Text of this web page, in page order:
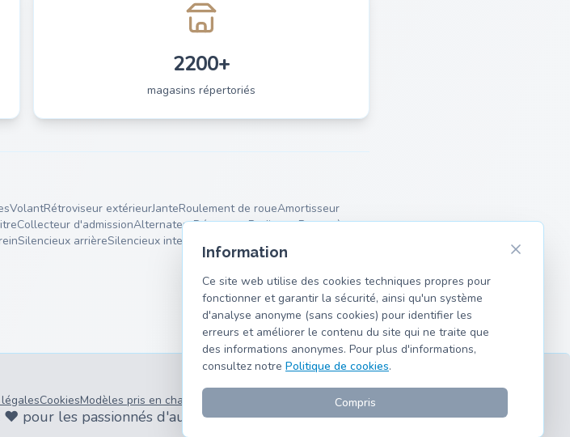
2200+
magasins répertoriés
VolantRétroviseur extérieurJanteRoulement de roueAmortisseur
Collecteur d'admissionAlternateurDémarreurRadiateurPompe à eau
Silencieux arrièreSilencieux intermédiaire
CookiesModèles pris en charge
pour les passionnés d'auto et de moto.
Information
Ce site web utilise des cookies techniques propres pour
fonctionner et garantir la sécurité, ainsi qu'un système
d'analyse anonyme (sans cookies) pour identifier les
erreurs et améliorer le contenu du site qui ne traite que
des informations anonymes. Pour plus d'informations,
consultez notre Politique de cookies.
Compris